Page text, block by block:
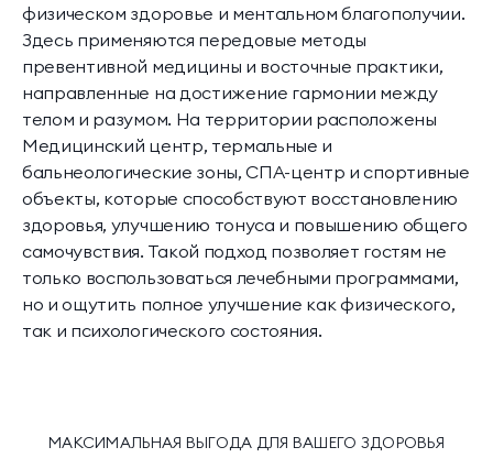
физическом здоровье и ментальном благополучии.
Здесь применяются передовые методы
превентивной медицины и восточные практики,
направленные на достижение гармонии между
телом и разумом. На территории расположены
Медицинский центр, термальные и
бальнеологические зоны, СПА-центр и спортивные
объекты, которые способствуют восстановлению
здоровья, улучшению тонуса и повышению общего
самочувствия. Такой подход позволяет гостям не
только воспользоваться лечебными программами,
но и ощутить полное улучшение как физического,
так и психологического состояния.
МАКСИМАЛЬНАЯ ВЫГОДА ДЛЯ ВАШЕГО ЗДОРОВЬЯ